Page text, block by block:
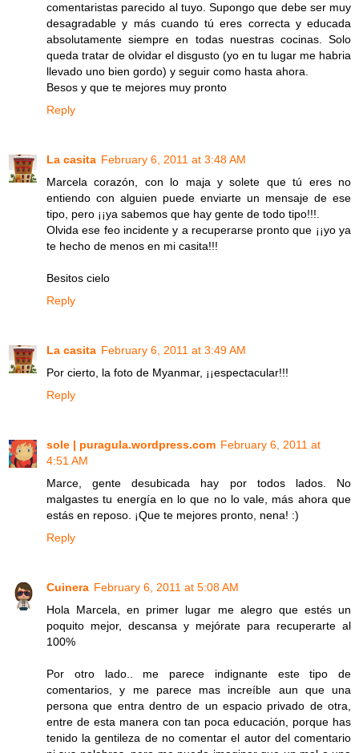
comentaristas parecido al tuyo. Supongo que debe ser muy
desagradable y más cuando tú eres correcta y educada
absolutamente siempre en todas nuestras cocinas. Solo
queda tratar de olvidar el disgusto (yo en tu lugar me habria
llevado uno bien gordo) y seguir como hasta ahora.
Besos y que te mejores muy pronto
Reply
La casita February 6, 2011 at 3:48 AM
Marcela corazón, con lo maja y solete que tú eres no
entiendo con alguien puede enviarte un mensaje de ese
tipo, pero ¡¡ya sabemos que hay gente de todo tipo!!!.
Olvida ese feo incidente y a recuperarse pronto que ¡¡yo ya
te hecho de menos en mi casita!!!
Besitos cielo
Reply
La casita February 6, 2011 at 3:49 AM
Por cierto, la foto de Myanmar, ¡¡espectacular!!!
Reply
sole | puragula.wordpress.com February 6, 2011 at
4:51 AM
Marce, gente desubicada hay por todos lados. No
malgastes tu energía en lo que no lo vale, más ahora que
estás en reposo. ¡Que te mejores pronto, nena! :)
Reply
Cuinera February 6, 2011 at 5:08 AM
Hola Marcela, en primer lugar me alegro que estés un
poquito mejor, descansa y mejórate para recuperarte al
100%
Por otro lado.. me parece indignante este tipo de
comentarios, y me parece mas increíble aun que una
persona que entra dentro de un espacio privado de otra,
entre de esta manera con tan poca educación, porque has
tenido la gentileza de no comentar el autor del comentario